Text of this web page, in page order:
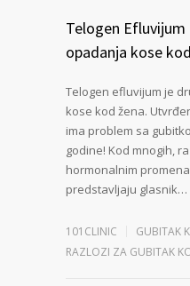
Telogen
opadanja kose
Telogen efluvijum je
kose kod žena.
ima problem sa
godine! Kod mnogih,
hormonalnim
predstavljaju glasnik…
101CLINIC GUBITAK
RAZLOZI ZA GUBITAK